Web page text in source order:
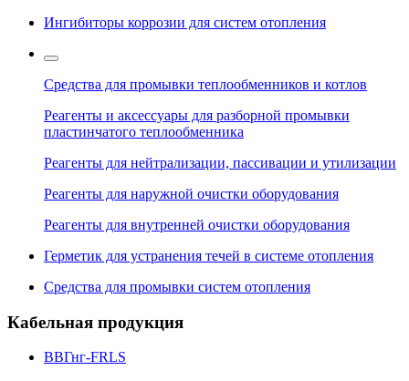
Ингибиторы коррозии для систем отопления
Средства для промывки теплообменников и котлов
Реагенты и аксессуары для разборной промывки
пластинчатого теплообменника
Реагенты для нейтрализации, пассивации и утилизации
Реагенты для наружной очистки оборудования
Реагенты для внутренней очистки оборудования
Герметик для устранения течей в системе отопления
Средства для промывки систем отопления
Кабельная продукция
ВВГнг-FRLS